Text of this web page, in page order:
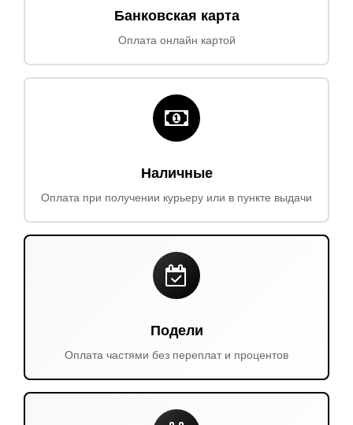
Банковская карта
Оплата онлайн картой
Наличные
Оплата при получении курьеру или в пункте выдачи
Подели
Оплата частями без переплат и процентов